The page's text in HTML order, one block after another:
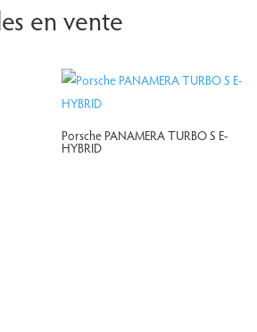
en vente
Porsche PANAMERA TURBO S E-
HYBRID